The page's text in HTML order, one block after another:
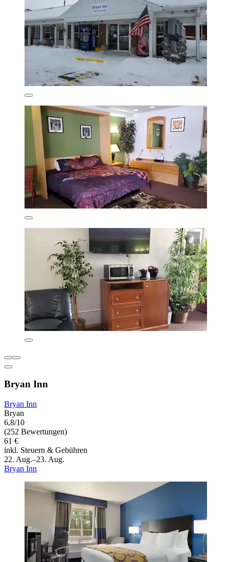
Bryan Inn
Bryan Inn
Bryan
6,8/10
(252 Bewertungen)
61 €
inkl. Steuern & Gebühren
22. Aug.–23. Aug.
Bryan Inn